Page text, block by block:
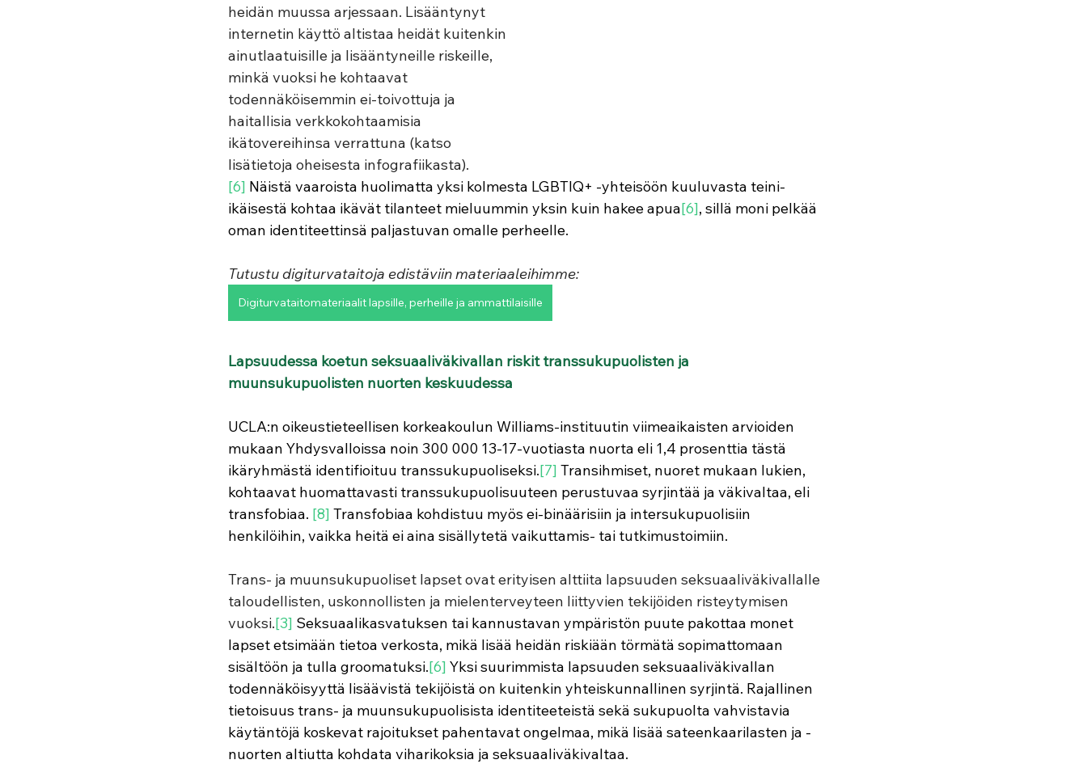
heidän muussa arjessaan. Lisääntynyt
internetin käyttö altistaa heidät kuitenkin
ainutlaatuisille ja lisääntyneille riskeille,
minkä vuoksi he kohtaavat
todennäköisemmin ei-toivottuja ja
haitallisia verkkokohtaamisia
ikätovereihinsa verrattuna (katso
lisätietoja oheisesta infografiikasta).
[6] Näistä vaaroista huolimatta yksi kolmesta LGBTIQ+ -yhteisöön kuuluvasta teini-
ikäisestä kohtaa ikävät tilanteet mieluummin yksin kuin hakee apua[6], sillä moni pelkää
oman identiteettinsä paljastuvan omalle perheelle.
Tutustu digiturvataitoja edistäviin materiaaleihimme:
Digiturvataitomateriaalit lapsille, perheille ja ammattilaisille
Lapsuudessa koetun seksuaaliväkivallan riskit transsukupuolisten ja
muunsukupuolisten nuorten keskuudessa
UCLA:n oikeustieteellisen korkeakoulun Williams-instituutin viimeaikaisten arvioiden
mukaan Yhdysvalloissa noin 300 000 13-17-vuotiasta nuorta eli 1,4 prosenttia tästä
ikäryhmästä identifioituu transsukupuoliseksi.[7] Transihmiset, nuoret mukaan lukien,
kohtaavat huomattavasti transsukupuolisuuteen perustuvaa syrjintää ja väkivaltaa, eli
transfobiaa. [8] Transfobiaa kohdistuu myös ei-binäärisiin ja intersukupuolisiin
henkilöihin, vaikka heitä ei aina sisällytetä vaikuttamis- tai tutkimustoimiin.
Trans- ja muunsukupuoliset lapset ovat erityisen alttiita lapsuuden seksuaaliväkivallalle
taloudellisten, uskonnollisten ja mielenterveyteen liittyvien tekijöiden risteytymisen
vuoksi.[3] Seksuaalikasvatuksen tai kannustavan ympäristön puute pakottaa monet
lapset etsimään tietoa verkosta, mikä lisää heidän riskiään törmätä sopimattomaan
sisältöön ja tulla groomatuksi.[6] Yksi suurimmista lapsuuden seksuaaliväkivallan
todennäköisyyttä lisäävistä tekijöistä on kuitenkin yhteiskunnallinen syrjintä. Rajallinen
tietoisuus trans- ja muunsukupuolisista identiteeteistä sekä sukupuolta vahvistavia
käytäntöjä koskevat rajoitukset pahentavat ongelmaa, mikä lisää sateenkaarilasten ja -
nuorten altiutta kohdata viharikoksia ja seksuaaliväkivaltaa.